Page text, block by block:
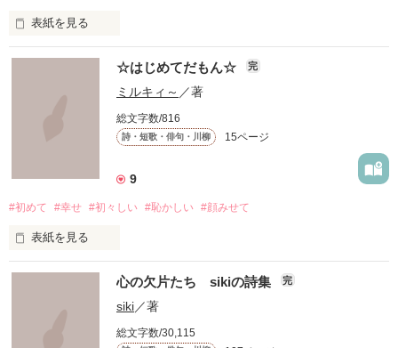
表紙を見る
「僕が先生にキスしたら、
ドキッとしてくれますか……？」
長年多くの方にご愛読いただいていて嬉しいです。
2025年もよろしくお願いします♪
胸キュンな台詞を読んで、
たくさん妄想しちゃってください
☆はじめてだもん☆ 完
ミルキィ～ ／著
総文字数/816
詩・短歌・俳句・川柳 15ページ
9
#初めて #幸せ #初々しい #恥かしい #顔みせて
表紙を見る
     何もかもが
心の欠片たち sikiの詩集 完
siki／著
総文字数/30,115